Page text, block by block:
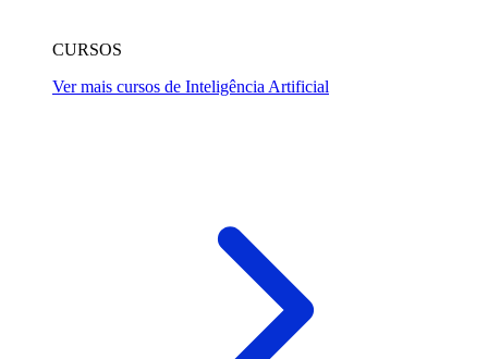
CURSOS
Ver mais cursos de Inteligência Artificial